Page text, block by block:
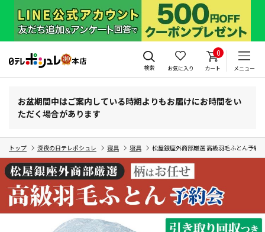
検索 お気に入り
0
カート メニュー
お盆期間中はご案内している時期よりもお届けにお時間をい
ただく場合があります
トップ 深夜の日テレポシュレ 寝具 寝具 松屋銀座外商部厳選 高級羽毛ふとん予約